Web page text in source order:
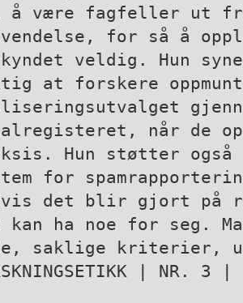
være fagfeller ut
for så å
veldig. Hun
at forskere
når de
Hun støtter også
for
det blir gjort på
kan ha noe for seg.
saklige kriterier,
| NR. 3